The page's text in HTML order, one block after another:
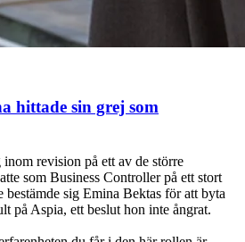
hittade sin grej som
revision på ett av de större
som Business Controller på ett stort
bestämde sig Emina Bektas för att byta
på Aspia, ett beslut hon inte ångrat.